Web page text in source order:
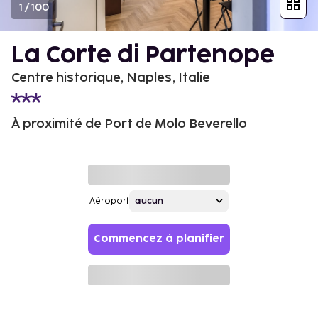
1 /100
La Corte di Partenope
Centre historique, Naples, Italie
À proximité de Port de Molo Beverello
Aéroport
Commencez à planifier